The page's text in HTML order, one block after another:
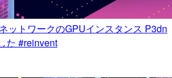
ットワークのGPUインスタンス P3dn
た #reinvent